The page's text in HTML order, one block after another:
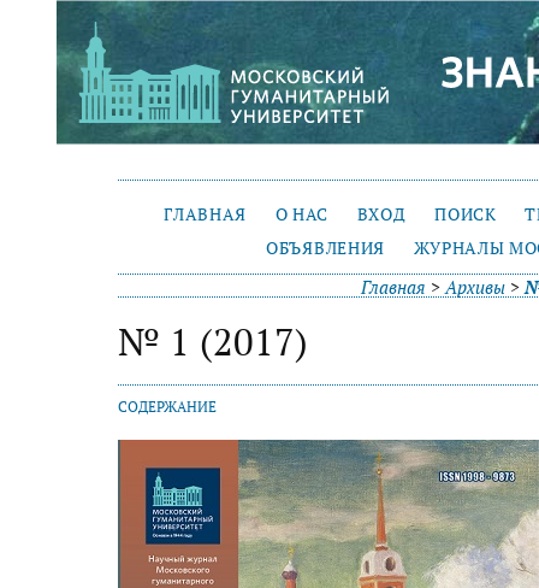
ГЛАВНАЯ О НАС ВХОД ПОИСК
ОБЪЯВЛЕНИЯ
ЖУРНАЛЫ
Главная >Архивы>
№ 1 (2017)
СОДЕРЖАНИЕ